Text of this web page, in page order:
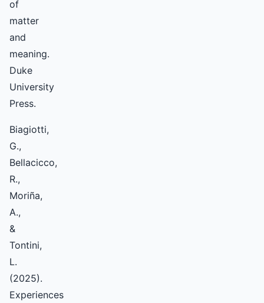
of
matter
and
meaning.
Duke
University
Press.
Biagiotti,
G.,
Bellacicco,
R.,
Moriña,
A.,
&
Tontini,
L.
(2025).
Experiences